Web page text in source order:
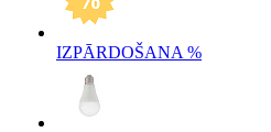
IZPĀRDOŠANA %